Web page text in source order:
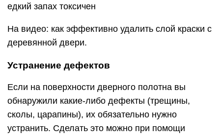
едкий запах токсичен
На видео: как эффективно удалить слой краски с
деревянной двери.
Устранение дефектов
Если на поверхности дверного полотна вы
обнаружили какие-либо дефекты (трещины,
сколы, царапины), их обязательно нужно
устранить. Сделать это можно при помощи